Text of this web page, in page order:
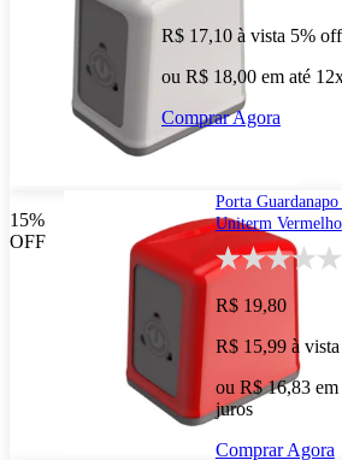
R$ 17,10 à vista 5%
ou R$ 18,00 em até
Comprar Agora
15%
OFF
Porta
Uniterm Vermelho
R$ 19,80
R$ 15,99 à vista
ou R$ 16,83
juros
Comprar Agora